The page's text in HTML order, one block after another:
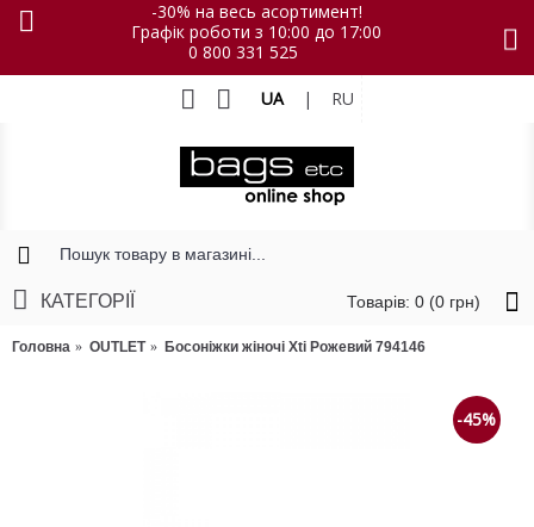
-30% на весь асортимент!
Графік роботи з 10:00 до 17:00
0 800 331 525
UA | RU
Товарів: 0 (0 грн)
КАТЕГОРІЇ
Головна OUTLET Босоніжки жіночі Xti Рожевий 794146
-45%